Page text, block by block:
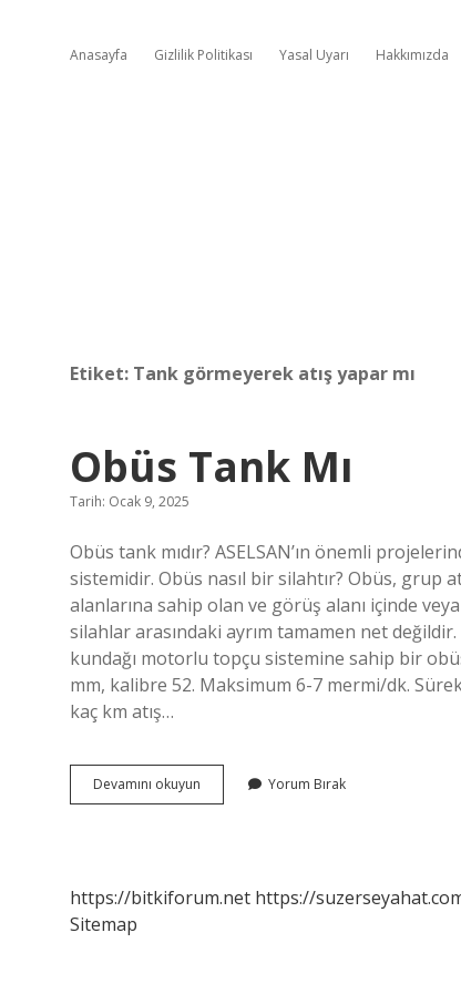
Anasayfa Gizlilik Politikası Yasal Uyarı Hakkımızda
Etiket: Tank görmeyerek atış yapar mı
Obüs Tank Mı
Tarih: Ocak 9, 2025
Obüs tank mıdır? ASELSAN’ın önemli
sistemidir. Obüs nasıl bir silahtır? Obüs, grup
alanlarına sahip olan ve görüş alanı içinde
silahlar arasındaki ayrım tamamen net değildir.
kundağı motorlu topçu sistemine sahip bir
mm, kalibre 52. Maksimum 6-7 mermi/dk.
kaç km atış…
Devamını okuyun
Tank
Yorum Bırak
https://bitkiforum.net https://
Sitemap